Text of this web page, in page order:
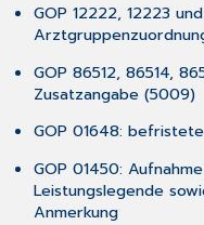
ASSIST
5 Anhang
5.1 Hilfreiche
Präparate-
Informationen
Punkt
für
Punkt
GOP 12222, 12223
GOP 86512, 86514,
Zusatzangabe (5009)
GOP 01648:
GOP 01450:
Leistungslegende
Anmerkung